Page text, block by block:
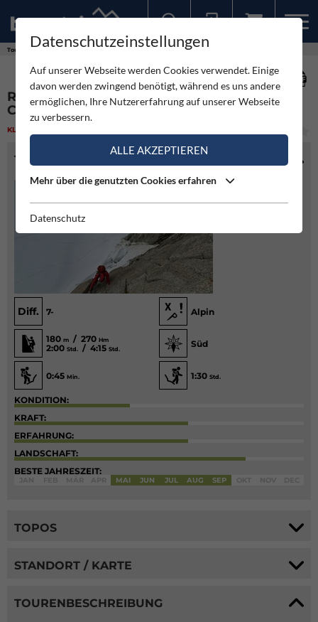
Touren
RÉBUFFAT PIERRE - ÈPERON DES
COSMIQUES
KLETTERN
TOURENINFO
Diff. 7- Alpin
180 m / 270 Hm
2:00 Std. / 4:15 Std.
Süd
0:45 Min. 1:30 Std.
KONDITION:
KRAFT:
ERFAHRUNG:
LANDSCHAFT:
BESTE JAHRESZEIT:
MAI JUN JUL AUG SEP
TOPOS
STANDORT / KARTE
TOURENBESCHREIBUNG
Datenschutzeinstellungen
Auf unserer Webseite werden Cookies verwendet. Einige
davon werden zwingend benötigt, während es uns andere
ermöglichen, Ihre Nutzererfahrung auf unserer Webseite
zu verbessern.
ALLE AKZEPTIEREN
Mehr über die genutzten Cookies erfahren
Datenschutz